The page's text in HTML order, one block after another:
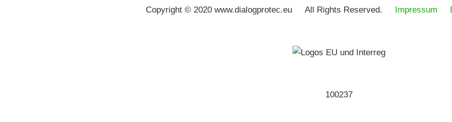
Copyright © 2020 www.dialogprotec.eu All Rights Reserved. Impressum
100237